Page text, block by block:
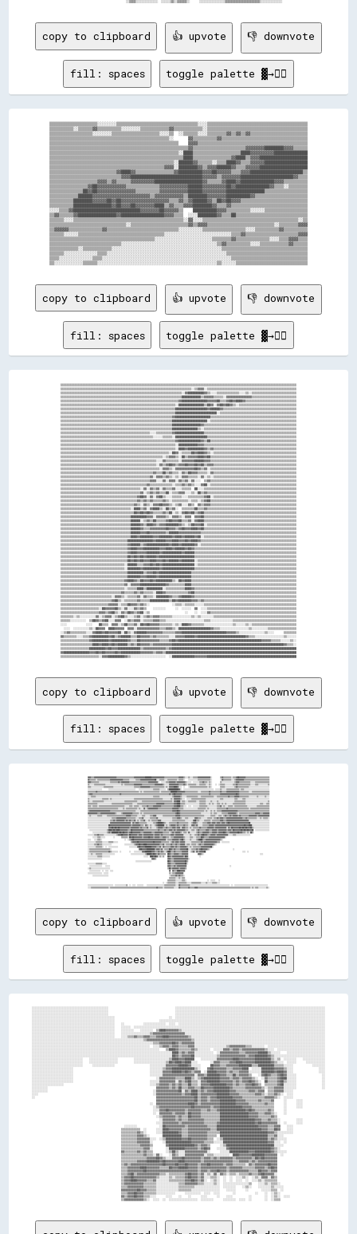
copy to clipboard 👍 upvote 👎 downvote
fill: spaces toggle palette ▓→✊🏽
▒▒▒▒▒▒▒▒▒▒▒▒▒▒▒▒▒▒▒▒░░░░░░░░▒▒▒▒▒▒▒▒▒▒▒▒▒▒▒▒▒▒▒▒▒▒▒▒▒▒▒▒▒▒▒▒▒▒░░░░▒▒▒▒▒▒▒▒▒▒▒▒▒▒▒▒▒▒▒▒▒▒▒▒▒▒▒▒▒▒▒▒▒▒▒▒▒▒▒▒▒▒
▒▒▒▒▒▒▒▒▒▒░░▒▒▒▒▒▒▓▓▒▒▒▒▒▒▒▒▒▒░░░░░░░░▒▒▒▒▒▒▒▒▒▒▒▒▓▓▒▒▒▒▒▒▒▒▒▒▒▒░░▒▒▒▒▒▒▒▒▒▒▒▒▒▒▒▒▒▒▒▒▒▒▒▒▒▒▒▒▒▒▒▒▒▒▒▒▒▒▒▒▒▒
▒▒▒▒▒▒▒▒▒▒▒▒▒▒▒▒▒▒░░░░░░░░▒▒▒▒▒▒▒▒▒▒▒▒▒▒▒▒▒▒▒▒░░░░▒▒  ░░▒▒▒▒▒▒░░░░▒▒▒▒▒▒▒▒▓▓▒▒▓▓▒▒▓▓▒▒▒▒▒▒▒▒▒▒▒▒▒▒▒▒▒▒▒▒▒▒▒▒
▒▒▒▒▒▒▒▒▒▒▒▒▒▒▒▒▒▒▒▒▒▒▒▒▒▒▒▒▒▒▒▒▒▒▒▒▒▒▒▒▒▒▒▒▒▒▒▒▒▒░░      ▓▓▒▒▒▒▒▒▒▒▒▒▓▓▒▒▒▒▒▒▒▒▒▒▒▒▒▒▒▒▒▒▒▒▒▒▒▒▒▒▒▒▒▒▒▒▒▒▒▒
▒▒▒▒▒▒▒▒▒▒▒▒▒▒▒▒▒▒▒▒▒▒▒▒▒▒▒▒▒▒▒▒▒▒▒▒▒▒▒▒▒▒▒▒▒▒▒▒▒▒▒▒▒▒    ▓▓▓▓▒▒▒▒▒▒▒▒▒▒▒▒▒▒▒▒▒▒▒▒▒▒▒▒▒▒▒▒▒▒▒▒▒▒▒▒▒▒▒▒▒▒▒▒▒▒
▒▒▒▒▒▒▒▒▒▒▒▒▒▒▒▒▒▒▒▒▒▒▒▒▒▒▒▒▒▒▒▒▒▒▒▒▒▒▒▒▒▒▒▒▒▒▒▒▒▒▒▒▒▒▒▒▒▒▓▓▒▒▒▒▒▒▒▒▒▒▒▒▒▒▒▒▒▒▒▒▒▒▓▓▓▓▓▓▓▓████████▓▓▓▓▒▒▒▒▒▒
▒▒▒▒▒▒▒▒▒▒▒▒▒▒▒▒▒▒▒▒▒▒▒▒▒▒▒▒▒▒▒▒▒▒▒▒▒▒▒▒▒▒▒▒▒▒▒▒▒▒▒▒▒▒░░████▒▒▒▒▒▒▒▒▒▒▒▒▒▒▒▒▒▒▒▒████▓▓▓▓▓▓▓▓▓▓██████████████
▒▒▒▒▒▒▒▒▒▒▒▒▒▒▒▒▒▒▒▒▒▒▒▒▒▒▒▒▒▒▒▒▒▒▒▒▒▒▒▒▒▒▒▒▒▒▒▒▒▒▒▒▒▒▒▒████▒▒▒▒▒▒▒▒▒▒▒▒▒▒▒▒▓▓████▒▒▓▓▓▓████████████████████
▒▒▒▒▒▒▒▒▒▒▒▒▒▒▒▒▒▒▒▒▒▒▒▒▒▒▒▒▒▒▒▒▒▒▒▒▒▒▒▒▒▒▒▒▒▒▒▒▒▒▒▒░░██████▓▓▒▒▒▒▒▒░░▒▒▒▒████▓▓▒▒▒▒▓▓▓▓▓▓██████████████████
▒▒▒▒▒▒▒▒▒▒▒▒▒▒▒▒▒▒▒▒▒▒▒▒▒▒▒▒▒▒▒▒▒▒▒▒▒▒▒▒▒▒▒▒▒▒▒▒▓▓▓▓░░████████▓▓▒▒▓▓▓▓██████▓▓▒▒▒▒▓▓▓▓▓▓████████████████████
▒▒▒▒▒▒▒▒▒▒▒▒▒▒▒▒▒▒▒▒▒▒▒▒▒▒▒▒▓▓████▓▓▒▒▒▒▒▒▒▒▒▒▒▒▒▒▒▒▓▓██████████▓▓▓▓██▓▓▓▓▓▓▒▒▒▒▓▓▓▓██████████████████████▒▒
▒▒▒▒▒▒▒▒▒▒▒▒▒▒▒▒▒▒▒▒▒▒▒▒▒▒▒▒▒▒▓▓▓▓██████████████████████████████▓▓▓▓▓▓▒▒▓▓▓▓▓▓▓▓██████████████████████▓▓▒▒▒▒
▒▒▒▒▒▒▒▒▒▒▒▒▒▒▒▒▒▒▒▒▓▓▓▓▒▒▓▓▒▒▒▒▒▒▓▓▓▓▓▓▓▓▓▓████████████████████▓▓▒▒▒▒▒▒▓▓████▓▓██████████████▓▓▓▓▒▒▒▒▒▒▒▒▒▒
▒▒▒▒▒▒▒▒▒▒▒▒▒▒▒▒▓▓██▓▓▓▓▓▓▓▓▓▓▓▓▒▒▒▒▒▒▒▒▒▒▒▒▒▒▓▓▓▓▓▓▓▓▓▓▓▓██████▓▓▓▓▓▓▓▓▓▓██▓▓██████████████▓▓▒▒▒▒░░▒▒▒▒▒▒▒▒
▒▒▒▒▒▒▒▒▒▒▒▒▒▒██▓▓██▓▓▓▓▓▓▓▓▓▓▓▓▓▓▓▓▒▒▒▒▒▒▒▒▒▒▓▓▓▓▓▓▓▓▓▓▓▓██████▓▓▓▓▓▓▓▓▓▓████████████████▒▒▒▒▒▒▒▒▒▒▒▒▒▒▒▒▒▒
▒▒▒▒▒▒▒▒▒▒▒▒██████▓▓▓▓▓▓▓▓▓▓▓▓▓▓▓▓▓▓▓▓▓▓▓▓▒▒▓▓▓▓▓▓▓▓▓▓▓▓▒▒████████▓▓▓▓▓▓▓▓██████████▓▓▒▒▒▒▒▒▒▒▒▒▒▒▒▒▒▒▒▒▒▒▒▒
▒▒▒▒▒▒▒▒▒▒████████▓▓▓▓▓▓██▓▓██▓▓▓▓▓▓▓▓▓▓▓▓▓▓▓▓▓▓▓▓▒▒▒▒▓▓▒▒▓▓██████▓▓▒▒██▓▓██▓▓▓▓▒▒▒▒▒▒▒▒▒▒▒▒▒▒▒▒▒▒▒▒▒▒▒▒▒▒▒▒
▒▒▒▒▒▒▒▒▒▒████████████████▓▓██▓▓▓▓██▓▓▓▓▓▓▓▓████▒▒▓▓▒▒▒▒▓▓▓▓████████▓▓▒▒▒▒▓▓▒▒▒▒▒▒▒▒▒▒▒▒▒▒▒▒▒▒▒▒▒▒▒▒▒▒▒▒▒▒▒▒
░░░░▒▒▒▒▓▓████████████████████████████▓▓▓▓▓▓▓▓██▓▓▓▓▓▓▒▒    ██████████▓▓▓▓▒▒▒▒▒▒▒▒▒▒░░░░░░▒▒▒▒▒▒▒▒▒▒▒▒▒▒▒▒▒▒
▒▒▓▓▒▒▒▒▒▒▓▓████████████████▓▓██████████████████▓▓▓▓▒▒▒▒  ░░░░████████▓▓▒▒▒▒██▒▒▒▒▒▒▒▒▒▒▒▒▒▒▒▒▒▒▒▒▒▒▒▒▒▒▒▒▒▒
▒▒▒▒▒▒░░░░▒▒▒▒▒▒▒▒▒▒▒▒▒▒▒▒▒▒▒▒▒▒▒▒▒▒▒▒▒▒▒▒▒▒▒▒▒▒▒▒▒▒▒▒▒▒░░▓▓░░░░▒▒▒▒▒▒▒▒▒▒▒▒▒▒▒▒▒▒▒▒▒▒▒▒▒▒▒▒▒▒▒▒▒▒▒▒▒▒▒▒░░▒▒
▒▒▒▒▒▒▒▒▒▒▒▒▒▒▒▒▒▒▒▒▒▒▒▒▒▒▒▒▒▒▒▒░░▒▒▒▒▒▒▒▒▒▒▒▒▒▒▒▒▒▒▒▒▒▒▒▒▓▓▒▒▓▓▓▓▒▒▒▒▒▒▒▒▒▒▒▒▒▒▒▒▒▒▒▒▒▒▒▒▒▒▒▒░░▒▒▒▒▒▒▒▒▓▓▓▓
▒▒▓▓▓▓▓▓▒▒▒▒▒▒▒▒▒▒▒▒▒▒▓▓▒▒▒▒▒▒▒▒▒▒▒▒▒▒▒▒▒▒▒▒▒▒▒▒▒▒▒▒▒▒░░░░░░░░░░▒▒▒▒▒▒▒▒▒▒▒▒▒▒▒▒▒▒░░░░▒▒▒▒▒▒▒▒▒▒▓▓▒▒▒▒▒▒▒▒▒▒
▒▒▒▒▒▒░░░░░░▒▒▒▒▒▒▒▒▒▒▒▒▒▒▒▒▒▒▒▒▒▒▒▒▒▒▒▒▒▒▒▒▒▒▒▒░░░░░░░░░░░░░░░░░░░░░░░░░░░░▒▒▒▒▓▓▒▒▒▒▒▒▒▒▒▒▒▒▒▒▒▒▒▒▒▒▒▒▓▓▓▓
▒▒▒▒▒▒▒▒▒▒▒▒▒▒▒▒▒▒▒▒▒▒▒▒▒▒▒▒▒▒▒▒▒▒▒▒▒▒▒▒▒▒▒▒░░░░░░░░░░░░░░░░░░░░░░░░▒▒▒▒▒▒▒▒▓▓▒▒▒▒▒▒▒▒▒▒▒▒▒▒░░░░▒▒▒▒▓▓▓▓▒▒▒▒
▒▒▒▒▒▒▒▒▒▒▒▒▒▒▒▒▒▒▒▒▒▒▒▒▒▒▒▒▒▒░░░░░░░░░░░░░░░░░░░░░░░░░░░░░░░░░░░░░░░░▒▒▓▓▒▒▒▒▒▒▒▒▒▒░░░░▒▒▒▒▒▒▒▒▒▒▒▒▓▓▒▒▒▒▒▒
▒▒▒▒▒▒▒▒▒▒▒▒░░▒▒▒▒▒▒▒▒▒▒▒▒░░░░░░░░░░░░░░░░░░░░░░░░░░░░░░░░░░░░░░░░░░░░░░▒▒▒▒▒▒▒▒▒▒▒▒▒▒▒▒▒▒▒▒▒▒▒▒▒▒▒▒▒▒▒▒▒▒▒▒
▒▒▒▒▒▒░░░░░░░░░░░░░░▒▒▒▒░░░░░░░░░░░░░░░░░░░░░░░░░░░░░░░░░░░░░░░░░░░░░░░░░░▒▒▒▒▒▒▒▒▒▒▒▒▒▒▒▒▒▒▒▒▒▒▒▒▒▒▒▒▒▒▒▒▒▒
▒▒▒▒░░░░░░░░░░░░░░▒▒▒▒░░░░░░░░░░░░░░░░░░░░░░░░░░░░░░░░░░░░░░░░░░░░░░░░░░░░░░▒▒▒▒▒▒▒▒▒▒▒▒▒▒▒▒▒▒▒▒▒▒▒▒▒▒▒▒▒▒▒▒
copy to clipboard 👍 upvote 👎 downvote
fill: spaces toggle palette ▓→✊🏽
▒▒▒▒▒▒▒▒▒▒▒▒▒▒▒▒▒▒▒▒▒▒▒▒▒▒▒▒▒▒▒▒▒▒▒▒▒▒▒▒▒▒▒▒▒▒▒▒▒▒▒▒▒▒▒▒▒▒▒▒▒▒▒▒▒▒▒▒▒▒▒▒▒▒▒▒▒▒▒▒▒▒▒▒▒▒▒▒▒▒▒▒▒▒▒▒▒▒▒▒▒▒▒▒▒▒▒▒▒▒▒▒▒▒▒▒▒▒▒▒▒▒▒▒▒▒▒▒▒▒▒▒▒▒▒▒▒▒▒▒▒▒▒▒▒▒▒▒
▒▒▒▒▒▒▒▒▒▒▒▒▒▒▒▒▒▒▒▒▒▒▒▒▒▒▒▒▒▒▒▒▒▒▒▒▒▒▒▒▒▒▒▒▒▒▒▒▒▒▒▒▒▒▒▒▒▒▒▒▒▒▒▒▒▒▒▒▒▒▒▒▒▒▒▒▒▒▒▒▒▒░░▒▒▓▓▓▓░░▒▒▒▒▒▒▒▒▒▒▒▒▒▒▒▒▒▒▒▒▒▒▒▒▒▒▒▒▒▒▒▒▒▒▒▒▒▒▒▒▒▒▒▒▒▒▒▒▒▒▒▒▒▒▒▒
▒▒▒▒▒▒▒▒▒▒▒▒▒▒▒▒▒▒▒▒▒▒▒▒▒▒▒▒▒▒▒▒▒▒▒▒▒▒▒▒▒▒▒▒▒▒▒▒▒▒▒▒▒▒▒▒▒▒▒▒▒▒▒▒▒▒▒▒▒▒▒▒▒▒▒▒░░▓▓██████████▓▓▒▒░░░░▒▒▒▒▒▒▒▒▒▒▒▒▒▒░░░░▒▒░░▒▒▒▒▒▒▒▒▒▒▒▒▒▒▒▒▒▒▒▒▒▒▒▒▒▒▒▒
▒▒▒▒▒▒▒▒▒▒▒▒▒▒▒▒▒▒▒▒▒▒▒▒▒▒▒▒▒▒▒▒▒▒▒▒▒▒▒▒▒▒▒▒▒▒▒▒▒▒▒▒▒▒▒▒▒▒▒▒▒▒▒▒▒▒▒▒▒▒▒▒▒▒▒▒████████████▒▒▓▓▓▓▓▓▒▒▒▒▒▒░░▓▓▓▓▓▓▓▓▓▓▓▓▓▓▓▓▒▒▒▒▒▒▒▒▒▒▒▒▒▒▒▒▒▒▒▒▒▒▒▒▒▒▒▒
▒▒▒▒▒▒▒▒▒▒▒▒▒▒▒▒▒▒▒▒▒▒▒▒▒▒▒▒▒▒▒▒▒▒▒▒▒▒▒▒▒▒▒▒▒▒▒▒▒▒▒▒▒▒▒▒▒▒▒▒▒▒▒▒▒▒▒▒▒▒▒▒▒▒▓▓████████████████▓▓▓▓▓▓██▒▒▒▒▓▓██▓▓████▓▓▒▒▒▒▒▒▒▒▒▒▒▒▒▒▒▒▒▒▒▒▒▒▒▒▒▒▒▒▒▒▒▒
▒▒▒▒▒▒▒▒▒▒▒▒▒▒▒▒▒▒▒▒▒▒▒▒▒▒▒▒▒▒▒▒▒▒▒▒▒▒▒▒▒▒▒▒▒▒▒▒▒▒▒▒▒▒▒▒▒▒▒▒▒▒▒▒▒▒▒▒▒▒▒▒░░████████████████▒▒██▓▓░░▓▓██▓▓██▓▓▒▒░░▒▒▒▒▒▒▒▒▒▒▒▒▒▒▒▒▒▒▒▒▒▒▒▒▒▒▒▒▒▒▒▒▒▒▒▒
▒▒▒▒▒▒▒▒▒▒▒▒▒▒▒▒▒▒▒▒▒▒▒▒▒▒▒▒▒▒▒▒▒▒▒▒▒▒▒▒▒▒▒▒▒▒▒▒▒▒▒▒▒▒▒▒▒▒▒▒▒▒▒▒▒▒▒▒▒▒▒▒████████████████████▓▓██████▓▓▒▒▒▒▒▒▒▒▒▒▒▒▒▒▒▒▒▒▒▒▒▒▒▒▒▒▒▒▒▒▒▒▒▒▒▒▒▒▒▒▒▒▒▒▒▒
▒▒▒▒▒▒▒▒▒▒▒▒▒▒▒▒▒▒▒▒▒▒▒▒▒▒▒▒▒▒▒▒▒▒▒▒▒▒▒▒▒▒▒▒▒▒▒▒▒▒▒▒▒▒▒▒▒▒▒▒▒▒▒▒▒▒▒▒▒▒▒▒██████████████████████████░░▒▒▒▒▒▒▒▒▒▒▒▒▒▒▒▒▒▒▒▒▒▒▒▒▒▒▒▒▒▒▒▒▒▒▒▒▒▒▒▒▒▒▒▒▒▒▒▒
▒▒▒▒▒▒▒▒▒▒▒▒▒▒▒▒▒▒▒▒▒▒▒▒▒▒▒▒▒▒▒▒▒▒▒▒▒▒▒▒▒▒▒▒▒▒▒▒▒▒▒▒▒▒▒▒▒▒▒▒▒▒▒▒▒▒▒▒▒▒▓▓██████████████████████▒▒▒▒▒▒▒▒▒▒▒▒▒▒▒▒▒▒▒▒▒▒▒▒▒▒▒▒▒▒▒▒▒▒▒▒▒▒▒▒▒▒▒▒▒▒▒▒▒▒▒▒▒▒
▒▒▒▒▒▒▒▒▒▒▒▒▒▒▒▒▒▒▒▒▒▒▒▒▒▒▒▒▒▒▒▒▒▒▒▒▒▒▒▒▒▒▒▒▒▒▒▒▒▒▒▒▒▒▒▒▒▒▒▒▒▒▒▒▒▒▒▒▒▒██████████████████████░░▒▒▒▒▒▒▒▒▒▒▒▒▒▒▒▒▒▒▒▒▒▒▒▒▒▒▒▒▒▒▒▒▒▒▒▒▒▒▒▒▒▒▒▒▒▒▒▒▒▒▒▒▒▒
▒▒▒▒▒▒▒▒▒▒▒▒▒▒▒▒▒▒▒▒▒▒▒▒▒▒▒▒▒▒▒▒▒▒▒▒▒▒▒▒▒▒▒▒▒▒▒▒▒▒▒▒▒▒▒▒▒▒▒▒▒▒▒▒▒▒▒▒▒▒██████████████████▓▓▒▒▒▒▒▒▒▒▒▒▒▒▒▒▒▒▒▒▒▒▒▒▒▒▒▒▒▒▒▒▒▒▒▒▒▒▒▒▒▒▒▒▒▒▒▒▒▒▒▒▒▒▒▒▒▒▒▒
▒▒▒▒▒▒▒▒▒▒▒▒▒▒▒▒▒▒▒▒▒▒▒▒▒▒▒▒▒▒▒▒▒▒▒▒▒▒▒▒▒▒▒▒▒▒▒▒▒▒▒▒▒▒▒▒▒▒▒▒▒▒▒▒▒▒▒▒▒▒████████████████▒▒░░▒▒▒▒▒▒▒▒▒▒▒▒▒▒▒▒▒▒▒▒▒▒▒▒▒▒▒▒▒▒▒▒▒▒▒▒▒▒▒▒▒▒▒▒▒▒▒▒▒▒▒▒▒▒▒▒▒▒
▒▒▒▒▒▒▒▒▒▒▒▒▒▒▒▒▒▒▒▒▒▒▒▒▒▒▒▒▒▒▒▒▒▒▒▒▒▒▒▒▒▒▒▒▒▒▒▒▒▒▒▒▒▒▒▒░░░░▒▒▒▒▒▒▒▒▒▒▓▓██████████████████▒▒▒▒▒▒▒▒▒▒▒▒▒▒▒▒▒▒▒▒▒▒▒▒▒▒▒▒▒▒▒▒▒▒▒▒▒▒▒▒▒▒▒▒▒▒▒▒▒▒▒▒▒▒▒▒▒▒
▒▒▒▒▒▒▒▒▒▒▒▒▒▒▒▒▒▒▒▒▒▒▒▒▒▒▒▒▒▒▒▒▒▒▒▒▒▒▒▒▒▒▒▒▒▒▒▒▒▒▒▒▒▒▒▒▒▒░░░░░░▒▒▒▒▒▒░░████████████████████▒▒▒▒▒▒▒▒▒▒▒▒▒▒▒▒▒▒▒▒▒▒▒▒▒▒▒▒▒▒▒▒▒▒▒▒▒▒▒▒▒▒▒▒▒▒▒▒▒▒▒▒▒▒▒▒
▒▒▒▒▒▒▒▒▒▒▒▒▒▒▒▒▒▒▒▒▒▒▒▒▒▒▒▒▒▒▒▒▒▒▒▒▒▒▒▒▒▒▒▒▒▒▒▒▒▒▒▒▒▒▒▒▒▒▒▒▒▒▒▒▒▒▒▒▒▒▒▒▓▓██████████████▓▓▒▒██▒▒▒▒▒▒▒▒▒▒▒▒▒▒▒▒▒▒▒▒▒▒▒▒▒▒▒▒▒▒▒▒▒▒▒▒▒▒▒▒▒▒▒▒▒▒▒▒▒▒▒▒▒▒
▒▒▒▒▒▒▒▒▒▒▒▒▒▒▒▒▒▒▒▒▒▒▒▒▒▒▒▒▒▒▒▒▒▒▒▒▒▒▒▒▒▒▒▒▒▒▒▒▒▒▒▒▒▒▒▒▒▒▒▒▒▒▒▒▒▒▒▒▒▒▒▒░░████████████▓▓▓▓▒▒▒▒▒▒▒▒▒▒▒▒▒▒▒▒▒▒▒▒▒▒▒▒▒▒▒▒▒▒▒▒▒▒▒▒▒▒▒▒▒▒▒▒▒▒▒▒▒▒▒▒▒▒▒▒▒▒
▒▒▒▒▒▒▒▒▒▒▒▒▒▒▒▒▒▒▒▒▒▒▒▒▒▒▒▒▒▒▒▒▒▒▒▒▒▒▒▒▒▒▒▒▒▒▒▒▒▒▒▒▒▒▒▒▒▒▒▒▒▒▒▒▒▒▒▒▒▒▒▒░░████▓▓██████████▓▓▒▒▓▓▒▒▒▒▒▒▒▒▒▒▒▒▒▒▒▒▒▒▒▒▒▒▒▒▒▒▒▒▒▒▒▒▒▒▒▒▒▒▒▒▒▒▒▒▒▒▒▒▒▒▒▒
▒▒▒▒▒▒▒▒▒▒▒▒▒▒▒▒▒▒▒▒▒▒▒▒▒▒▒▒▒▒▒▒▒▒▒▒▒▒▒▒▒▒▒▒▒▒▒▒▒▒▒▒▒▒▒▒▒▒▒▒▒▒▒▒▒▒▒▒░░██▓▓░░▒▒▒▒▒▒██▓▓████▓▓▒▒░░▒▒▒▒▒▒▒▒▒▒▒▒▒▒▒▒▒▒▒▒▒▒▒▒▒▒▒▒▒▒▒▒▒▒▒▒▒▒▒▒▒▒▒▒▒▒▒▒▒▒▒▒
▒▒▒▒▒▒▒▒▒▒▒▒▒▒▒▒▒▒▒▒▒▒▒▒▒▒▒▒▒▒▒▒▒▒▒▒▒▒▒▒▒▒▒▒▒▒▒▒▒▒▒▒▒▒▒▒▒▒▒▒▒▒▒▒░░▒▒▓▓▓▓▒▒░░██▒▒▓▓▓▓▓▓████▓▓██▒▒▒▒▒▒▒▒▒▒▒▒▒▒▒▒▒▒▒▒▒▒▒▒▒▒▒▒▒▒▒▒▒▒▒▒▒▒▒▒▒▒▒▒▒▒▒▒▒▒▒▒▒▒
▒▒▒▒▒▒▒▒▒▒▒▒▒▒▒▒▒▒▒▒▒▒▒▒▒▒▒▒▒▒▒▒▒▒▒▒▒▒▒▒▒▒▒▒▒▒▒▒▒▒▒▒▒▒▒▒▒▒▒▒░░░░▓▓▒▒▒▒▒▒▒▒░░▓▓▓▓▓▓▓▓██████▓▓▓▓▒▒▒▒▒▒▒▒▒▒▒▒▒▒▒▒▒▒▒▒▒▒▒▒▒▒▒▒▒▒▒▒▒▒▒▒▒▒▒▒▒▒▒▒▒▒▒▒▒▒▒▒▒▒
▒▒▒▒▒▒▒▒▒▒▒▒▒▒▒▒▒▒▒▒▒▒▒▒▒▒▒▒▒▒▒▒▒▒▒▒▒▒▒▒▒▒▒▒▒▒▒▒▒▒▒▒▒▒▒▒▒▒▒▒░░▓▓▒▒▓▓██▓▓▒▒▓▓▓▓██▓▓▓▓██▓▓██▒▒▓▓▓▓▒▒▒▒▒▒▒▒▒▒▒▒▒▒▒▒▒▒▒▒▒▒▒▒▒▒▒▒▒▒▒▒▒▒▒▒▒▒▒▒▒▒▒▒▒▒▒▒▒▒▒▒
▒▒▒▒▒▒▒▒▒▒▒▒▒▒▒▒▒▒▒▒▒▒▒▒▒▒▒▒▒▒▒▒▒▒▒▒▒▒▒▒▒▒▒▒▒▒▒▒▒▒▒▒▒▒▒▒▒▒▒▒▒▒░░▓▓▓▓▒▒░░▓▓▓▓▓▓▓▓▓▓▓▓██▓▓▒▒▓▓░░▒▒▒▒▒▒▒▒▒▒▒▒▒▒▒▒▒▒▒▒▒▒▒▒▒▒▒▒▒▒▒▒▒▒▒▒▒▒▒▒▒▒▒▒▒▒▒▒▒▒▒▒▒▒
▒▒▒▒▒▒▒▒▒▒▒▒▒▒▒▒▒▒▒▒▒▒▒▒▒▒▒▒▒▒▒▒▒▒▒▒▒▒▒▒▒▒▒▒▒▒▒▒▒▒▒▒▒▒▒▒▒▒▓▓▒▒▒▒██▒▒▓▓▒▒▒▒░░▓▓▒▒██▓▓▓▓▒▒▒▒▒▒░░▓▓▒▒▒▒▒▒▒▒▒▒▒▒▒▒▒▒▒▒▒▒▒▒▒▒▒▒▒▒▒▒▒▒▒▒▒▒▒▒▒▒▒▒▒▒▒▒▒▒▒▒▒▒
▒▒▒▒▒▒▒▒▒▒▒▒▒▒▒▒▒▒▒▒▒▒▒▒▒▒▒▒▒▒▒▒▒▒▒▒▒▒▒▒▒▒▒▒▒▒▒▒▒▒▒▒▒▒▒▒▓▓░░▓▓▓▓▒▒▓▓▒▒░░▒▒░░▓▓▓▓▒▒▒▒▒▒░░▓▓░░▒▒░░▒▒▒▒▒▒▒▒▒▒▒▒▒▒▒▒▒▒▒▒▒▒▒▒▒▒▒▒▒▒▒▒▒▒▒▒▒▒▒▒▒▒▒▒▒▒▒▒▒▒▒▒
▒▒▒▒▒▒▒▒▒▒▒▒▒▒▒▒▒▒▒▒▒▒▒▒▒▒▒▒▒▒▒▒▒▒▒▒▒▒▒▒▒▒▒▒▒▒▒▒▒▒▒▒▒▒▒▒▓▓▓▓░░░░▓▓░░▓▓▓▓░░▓▓▒▒▓▓░░▓▓░░░░  ▒▒▓▓▒▒▒▒▒▒▒▒▒▒▒▒▒▒▒▒▒▒▒▒▒▒▒▒▒▒▒▒▒▒▒▒▒▒▒▒▒▒▒▒▒▒▒▒▒▒▒▒▒▒▒▒▒▒
▒▒▒▒▒▒▒▒▒▒▒▒▒▒▒▒▒▒▒▒▒▒▒▒▒▒▒▒▒▒▒▒▒▒▒▒▒▒▒▒▒▒▒▒▒▒▒▒▒▒▒▒▒▒▓▓▒▒▒▒▒▒▒▒▒▒▒▒▒▒░░▒▒▒▒▓▓▒▒▓▓▒▒░░░░▓▓██░░▒▒▒▒▒▒▒▒▒▒▒▒▒▒▒▒▒▒▒▒▒▒▒▒▒▒▒▒▒▒▒▒▒▒▒▒▒▒▒▒▒▒▒▒▒▒▒▒▒▒▒▒▒▒
▒▒▒▒▒▒▒▒▒▒▒▒▒▒▒▒▒▒▒▒▒▒▒▒▒▒▒▒▒▒▒▒▒▒▒▒▒▒▒▒▒▒▒▒▒▒▒▒▒▒░░▓▓░░▓▓▒▒▓▓░░▓▓▒▒▒▒▓▓░░░░▒▒▒▒▒▒  ██░░░░▒▒▒▒▒▒▒▒▒▒▒▒▒▒▒▒▒▒▒▒▒▒▒▒▒▒▒▒▒▒▒▒▒▒▒▒▒▒▒▒▒▒▒▒▒▒▒▒▒▒▒▒▒▒▒▒▒▒
▒▒▒▒▒▒▒▒▒▒▒▒▒▒▒▒▒▒▒▒▒▒▒▒▒▒▒▒▒▒▒▒▒▒▒▒▒▒▒▒▒▒▒▒▒▒▒▒▒▒▓▓░░▒▒▓▓▒▒▓▓▒▒▒▒██░░▒▒▒▒▓▓▓▓░░░░▒▒░░██▒▒▓▓▒▒▒▒▒▒▒▒▒▒▒▒▒▒▒▒▒▒▒▒▒▒▒▒▒▒▒▒▒▒▒▒▒▒▒▒▒▒▒▒▒▒▒▒▒▒▒▒▒▒▒▒▒▒▒▒
▒▒▒▒▒▒▒▒▒▒▒▒▒▒▒▒▒▒▒▒▒▒▒▒▒▒▒▒▒▒▒▒▒▒▒▒▒▒▒▒▒▒▒▒▒▒▒▒▓▓██▓▓░░▓▓░░▓▓██▒▒░░░░▒▒▒▒▒▒░░░░▒▒▒▒▒▒▒▒▒▒▓▓██░░▒▒▒▒▒▒▒▒▒▒▒▒▒▒▒▒▒▒▒▒▒▒▒▒▒▒▒▒▒▒▒▒▒▒▒▒▒▒▒▒▒▒▒▒▒▒▒▒▒▒▒▒
▒▒▒▒▒▒▒▒▒▒▒▒▒▒▒▒▒▒▒▒▒▒▒▒▒▒▒▒▒▒▒▒▒▒▒▒▒▒▒▒▒▒▒▒▒▒▒▒▓▓▒▒▓▓▒▒▓▓▒▒▒▒▒▒▓▓▒▒░░▒▒▒▒▒▒▒▒▒▒░░▒▒▒▒░░▒▒▓▓██▒▒▒▒▒▒▒▒▒▒▒▒▒▒▒▒▒▒▒▒▒▒▒▒▒▒▒▒▒▒▒▒▒▒▒▒▒▒▒▒▒▒▒▒▒▒▒▒▒▒▒▒▒▒
▒▒▒▒▒▒▒▒▒▒▒▒▒▒▒▒▒▒▒▒▒▒▒▒▒▒▒▒▒▒▒▒▒▒▒▒▒▒▒▒▒▒▒▒▒▒▓▓▒▒░░▓▓▒▒░░▓▓▓▓██▓▓▓▓▒▒░░▒▒▓▓░░░░▓▓▒▒  ▓▓▒▒▓▓▓▓▒▒▒▒▒▒▒▒▒▒▒▒▒▒▒▒▒▒▒▒▒▒▒▒▒▒▒▒▒▒▒▒▒▒▒▒▒▒▒▒▒▒▒▒▒▒▒▒▒▒▒▒▒▒
▒▒▒▒▒▒▒▒▒▒▒▒▒▒▒▒▒▒▒▒▒▒▒▒▒▒▒▒▒▒▒▒▒▒▒▒▒▒▒▒▒▒▒▒░░████▒▒▓▓░░▓▓████▒▒░░██▒▒▓▓░░  ▒▒▒▒▒▒▒▒██▒▒▒▒▓▓▒▒▒▒▒▒▒▒▒▒▒▒▒▒▒▒▒▒▒▒▒▒▒▒▒▒▒▒▒▒▒▒▒▒▒▒▒▒▒▒▒▒▒▒▒▒▒▒▒▒▒▒▒▒▒▒
▒▒▒▒▒▒▒▒▒▒▒▒▒▒▒▒▒▒▒▒▒▒▒▒▒▒▒▒▒▒▒▒▒▒▒▒▒▒▒▒▒▒▒▒▒▒██▓▓██▓▓██▓▓▒▒▒▒▒▒▓▓▒▒██░░▒▒░░▓▓██▓▓██▒▒▓▓██▒▒▒▒▒▒▒▒▒▒▒▒▒▒▒▒▒▒▒▒▒▒▒▒▒▒▒▒▒▒▒▒▒▒▒▒▒▒▒▒▒▒▒▒▒▒▒▒▒▒▒▒▒▒▒▒▒▒
▒▒▒▒▒▒▒▒▒▒▒▒▒▒▒▒▒▒▒▒▒▒▒▒▒▒▒▒▒▒▒▒▒▒▒▒▒▒▒▒▒▒▒▒██████████▓▓▓▓░░▓▓▓▓▓▓▒▒░░▓▓▓▓▒▒░░▓▓▓▓  ▓▓▓▓██▒▒▒▒▒▒▒▒▒▒▒▒▒▒▒▒▒▒▒▒▒▒▒▒▒▒▒▒▒▒▒▒▒▒▒▒▒▒▒▒▒▒▒▒▒▒▒▒▒▒▒▒▒▒▒▒▒▒
▒▒▒▒▒▒▒▒▒▒▒▒▒▒▒▒▒▒▒▒▒▒▒▒▒▒▒▒▒▒▒▒▒▒▒▒▒▒▒▒▒▒▒▒██████░░▒▒▓▓▒▒██▒▒▒▒▒▒▓▓██▓▓▓▓██▒▒▒▒▓▓░░▓▓████▒▒▒▒▒▒▒▒▒▒▒▒▒▒▒▒▒▒▒▒▒▒▒▒▒▒▒▒▒▒▒▒▒▒▒▒▒▒▒▒▒▒▒▒▒▒▒▒▒▒▒▒▒▒▒▒▒▒
▒▒▒▒▒▒▒▒▒▒▒▒▒▒▒▒▒▒▒▒▒▒▒▒▒▒▒▒▒▒▒▒▒▒▒▒▒▒▒▒▒▒▒▒██████▓▓▒▒████▓▓▒▒▓▓▓▓████████▓▓▒▒░░▒▒██▓▓▓▓██░░▒▒▒▒▒▒▒▒▒▒▒▒▒▒▒▒▒▒▒▒▒▒▒▒▒▒▒▒▒▒▒▒▒▒▒▒▒▒▒▒▒▒▒▒▒▒▒▒▒▒▒▒▒▒▒▒
▒▒▒▒▒▒▒▒▒▒▒▒▒▒▒▒▒▒▒▒▒▒▒▒▒▒▒▒▒▒▒▒▒▒▒▒▒▒▒▒▒▒▒▒██████▓▓▒▒▒▒▓▓▓▓▓▓▓▓▓▓██▓▓▓▓▒▒▓▓██▓▓▓▓████▓▓██▒▒▒▒▒▒▒▒▒▒▒▒▒▒▒▒▒▒▒▒▒▒▒▒▒▒▒▒▒▒▒▒▒▒▒▒▒▒▒▒▒▒▒▒▒▒▒▒▒▒▒▒▒▒▒▒▒▒
▒▒▒▒▒▒▒▒▒▒▒▒▒▒▒▒▒▒▒▒▒▒▒▒▒▒▒▒▒▒▒▒▒▒▒▒▒▒▒▒▒▒▒▒██████▓▓▓▓██▓▓▓▓▓▓▓▓▓▓▒▒██████▓▓▓▓▓▓▓▓▓▓▓▓▓▓▒▒▒▒▒▒▒▒▒▒▒▒▒▒▒▒▒▒▒▒▒▒▒▒▒▒▒▒▒▒▒▒▒▒▒▒▒▒▒▒▒▒▒▒▒▒▒▒▒▒▒▒▒▒▒▒▒▒▒▒
▒▒▒▒▒▒▒▒▒▒▒▒▒▒▒▒▒▒▒▒▒▒▒▒▒▒▒▒▒▒▒▒▒▒▒▒▒▒▒▒▒▒▒▒████▓▓████████▓▓▓▓████████▓▓████▓▓██████▓▓██░░▒▒▒▒▒▒▒▒▒▒▒▒▒▒▒▒▒▒▒▒▒▒▒▒▒▒▒▒▒▒▒▒▒▒▒▒▒▒▒▒▒▒▒▒▒▒▒▒▒▒▒▒▒▒▒▒▒▒
▒▒▒▒▒▒▒▒▒▒▒▒▒▒▒▒▒▒▒▒▒▒▒▒▒▒▒▒▒▒▒▒▒▒▒▒▒▒▒▒▒▒████████████████▓▓██████▓▓▓▓████▓▓▓▓██▓▓████▓▓▒▒▒▒▒▒▒▒▒▒▒▒▒▒▒▒▒▒▒▒▒▒▒▒▒▒▒▒▒▒▒▒▒▒▒▒▒▒▒▒▒▒▒▒▒▒▒▒▒▒▒▒▒▒▒▒▒▒▒▒
▒▒▒▒▒▒▒▒▒▒▒▒▒▒▒▒▒▒▒▒▒▒▒▒▒▒▒▒▒▒▒▒▒▒▒▒▒▒▒▒▒▒▓▓██████▒▒▓▓██████████████▓▓████▓▓████████▓▓░░▒▒▒▒▒▒▒▒▒▒▒▒▒▒▒▒▒▒▒▒▒▒▒▒▒▒▒▒▒▒▒▒▒▒▒▒▒▒▒▒▒▒▒▒▒▒▒▒▒▒▒▒▒▒▒▒▒▒▒▒
▒▒▒▒▒▒▒▒▒▒▒▒▒▒▒▒▒▒▒▒▒▒▒▒▒▒▒▒▒▒▒▒▒▒▒▒▒▒▒▒▒▒▓▓████▓▓▓▓██████████▓▓▓▓████▓▓██████▓▓██▓▓▒▒▒▒▒▒▒▒▒▒▒▒▒▒▒▒▒▒▒▒▒▒▒▒▒▒▒▒▒▒▒▒▒▒▒▒▒▒▒▒▒▒▒▒▒▒▒▒▒▒▒▒▒▒▒▒▒▒▒▒▒▒▒▒
▒▒▒▒▒▒▒▒▒▒▒▒▒▒▒▒▒▒▒▒▒▒▒▒▒▒▒▒▒▒▒▒▒▒▒▒▒▒▒▒▒▒▓▓████▓▓▓▓▓▓████████▓▓████████████▓▓██████▒▒▒▒▒▒▒▒▒▒▒▒▒▒▒▒▒▒▒▒▒▒▒▒▒▒▒▒▒▒▒▒▒▒▒▒▒▒▒▒▒▒▒▒▒▒▒▒▒▒▒▒▒▒▒▒▒▒▒▒▒▒▒▒
▒▒▒▒▒▒▒▒▒▒▒▒▒▒▒▒▒▒▒▒▒▒▒▒▒▒▒▒▒▒▒▒▒▒▒▒▒▒▒▒▒▒██▓▓██▓▓██▓▓██████▓▓██████████████████████▒▒▒▒▒▒▒▒▒▒▒▒▒▒▒▒▒▒▒▒▒▒▒▒▒▒▒▒▒▒▒▒▒▒▒▒▒▒▒▒▒▒▒▒▒▒▒▒▒▒▒▒▒▒▒▒▒▒▒▒▒▒▒▒
▒▒▒▒▒▒▒▒▒▒▒▒▒▒▒▒▒▒▒▒▒▒▒▒▒▒▒▒▒▒▒▒▒▒▒▒▒▒▒▒▒▒██▓▓██▓▓██▓▓▓▓████▓▓▓▓██▓▓██████▓▓████████░░▒▒▒▒▒▒▒▒▒▒▒▒▒▒▒▒▒▒▒▒▒▒▒▒▒▒▒▒▒▒▒▒▒▒▒▒▒▒▒▒▒▒▒▒▒▒▒▒▒▒▒▒▒▒▒▒▒▒▒▒▒▒
▒▒▒▒▒▒▒▒▒▒▒▒▒▒▒▒▒▒▒▒▒▒▒▒▒▒▒▒▒▒▒▒▒▒▒▒▒▒▒▒░░██████▒▒▒▒▓▓▓▓██▓▓██▓▓████████████████████░░▒▒▒▒▒▒▒▒▒▒▒▒▒▒▒▒▒▒▒▒▒▒▒▒▒▒▒▒▒▒▒▒▒▒▒▒▒▒▒▒▒▒▒▒▒▒▒▒▒▒▒▒▒▒▒▒▒▒▒▒▒▒
▒▒▒▒▒▒▒▒▒▒▒▒▒▒▒▒▒▒▒▒▒▒▒▒▒▒▒▒▒▒▒▒▒▒▒▒▒▒▒▒░░████████▓▓██████████▓▓████████████████████▒▒▒▒▒▒▒▒▒▒▒▒▒▒▒▒▒▒▒▒▒▒▒▒▒▒▒▒▒▒▒▒▒▒▒▒▒▒▒▒▒▒▒▒▒▒▒▒▒▒▒▒▒▒▒▒▒▒▒▒▒▒▒▒
▒▒▒▒▒▒▒▒▒▒▒▒▒▒▒▒▒▒▒▒▒▒▒▒▒▒▒▒▒▒▒▒▒▒▒▒▒▒▒▒▒▒██████████▒▒▓▓▓▓██▓▓████████████████████▒▒▒▒▒▒▒▒▒▒▒▒▒▒▒▒▒▒▒▒▒▒▒▒▒▒▒▒▒▒▒▒▒▒▒▒▒▒▒▒▒▒▒▒▒▒▒▒▒▒▒▒▒▒▒▒▒▒▒▒▒▒▒▒▒▒
▒▒▒▒▒▒▒▒▒▒▒▒▒▒▒▒▒▒▒▒▒▒▒▒▒▒▒▒▒▒▒▒▒▒▒▒▒▒▒▒▒▒████████▓▓▓▓██████▓▓████████████████████▒▒▒▒▒▒▒▒▒▒▒▒▒▒▒▒▒▒▒▒▒▒▒▒▒▒▒▒▒▒▒▒▒▒▒▒▒▒▒▒▒▒▒▒▒▒▒▒▒▒▒▒▒▒▒▒▒▒▒▒▒▒▒▒▒▒
▒▒▒▒▒▒▒▒▒▒▒▒▒▒▒▒▒▒▒▒▒▒▒▒▒▒▒▒▒▒▒▒▒▒▒▒▒▒▒▒▓▓████▓▓▒▒██▓▓▓▓██▓▓██████████▒▒░░██▓▓████▒▒▒▒▒▒▒▒▒▒▒▒▒▒▒▒▒▒▒▒▒▒▒▒▒▒▒▒▒▒▒▒▒▒▒▒▒▒▒▒▒▒▒▒▒▒▒▒▒▒▒▒▒▒▒▒▒▒▒▒▒▒▒▒▒▒
▒▒▒▒▒▒▒▒▒▒▒▒▒▒▒▒▒▒▒▒▒▒▒▒▒▒▒▒▒▒▒▒▒▒▒▒▒▒▒▒▓▓░░▓▓▓▓▓▓████████████████▓▓▒▒▒▒▒▒▒▒▒▒████▒▒▒▒▒▒▒▒▒▒▒▒▒▒▒▒▒▒▒▒▒▒▒▒▒▒▒▒▒▒▒▒▒▒▒▒▒▒▒▒▒▒▒▒▒▒▒▒▒▒▒▒▒▒▒▒▒▒▒▒▒▒▒▒▒▒
▒▒▒▒▒▒▒▒▒▒▒▒▒▒▒▒▒▒▒▒▒▒▒▒▒▒▒▒▒▒▒▒▒▒▒▒▒▒▒▒░░▒▒▒▒▒▒████▒▒██████████░░▒▒▒▒▒▒▒▒▒▒▒▒████▓▓▒▒▒▒▒▒▒▒▒▒▒▒▒▒▒▒▒▒▒▒▒▒▒▒▒▒▒▒▒▒▒▒▒▒▒▒▒▒▒▒▒▒▒▒▒▒▒▒▒▒▒▒▒▒▒▒▒▒▒▒▒▒▒▒
▒▒▒▒▒▒▒▒▒▒▒▒▒▒▒▒▒▒▒▒▒▒▒▒▒▒▒▒▒▒▒▒▒▒▒▒▒▒▓▓▒▒▒▒▒▒▓▓▒▒▓▓▒▒▒▒▒▒░░████▓▓▒▒▒▒▒▒▒▒▒▒▒▒▒▒▓▓██▒▒▒▒▒▒▒▒▒▒▒▒▒▒▒▒▒▒▒▒▒▒▒▒▒▒▒▒▒▒▒▒▒▒▒▒▒▒▒▒▒▒▒▒▒▒▒▒▒▒▒▒▒▒▒▒▒▒▒▒▒▒▒▒
▒▒▒▒▒▒▒▒▒▒▒▒▒▒▒▒▒▒▒▒▒▒▒▒▒▒▒▒▒▒▒▒░░▓▓▓▓▒▒░░▒▒▒▒▒▒▓▓░░▓▓▒▒▒▒░░████████▓▓▒▒▒▒▓▓██████▓▓▒▒▒▒▒▒▒▒▒▒▒▒▒▒▒▒▒▒▒▒▒▒▒▒▒▒▒▒▒▒▒▒▒▒▒▒▒▒▒▒▒▒▒▒▒▒▒▒▒▒▒▒▒▒▒▒▒▒▒▒▒▒▒▒
▒▒▒▒▒▒▒▒▒▒▒▒▒▒▒▒▒▒▒▒▒▒▒▒▒▒▒▒▒▒▒▒▓▓██▒▒░░▒▒▒▒▒▒▒▒▓▓▒▒▒▒▒▒████████████▒▒██▓▓████████▓▓▓▓▒▒▓▓▒▒▒▒▒▒▒▒▒▒▒▒▒▒▒▒▒▒▒▒▒▒▒▒▒▒▒▒▒▒▒▒▒▒▒▒▒▒▒▒▒▒▒▒▒▒▒▒▒▒▒▒▒▒▒▒▒▒
▒▒▒▒▒▒▒▒▒▒▒▒▒▒▒▒▒▒▒▒▒▒▒▒▒▒▒▒▒▒▓▓▓▓▓▓░░▒▒▒▒██▓▓▓▓▒▒▓▓▒▒░░              ░░▒▒▒▒░░▒▒▒▒▒▒░░░░░░▒▒▒▒▒▒▒▒▒▒▒▒▒▒▒▒▒▒▒▒▒▒▒▒▒▒▒▒▒▒▒▒▒▒▒▒▒▒▒▒▒▒▒▒▒▒▒▒▒▒▒▒▒▒▒▒▒▒
▒▒▒▒▒▒▒▒▒▒▒▒▒▒▒▒▒▒▒▒▒▒▒▒░░██▓▓▓▓▓▓██▒▒░░▓▓░░░░▓▓▒▒▓▓▒▒    ░░░░░░░░      ░░  ░░░░░░  ▓▓  ░░░░▒▒▒▒▒▒▒▒▒▒▒▒▒▒▒▒▒▒▒▒▒▒▒▒▒▒▒▒▒▒▒▒▒▒▒▒▒▒▒▒▒▒▒▒▒▒▒▒▒▒▒▒▒▒▒▒
▒▒▒▒▒▒▒▒▒▒▒▒▒▒▒▒▒▒▒▒▒▒▒▒▓▓▓▓▒▒▓▓██▒▒░░▓▓▒▒██▓▓▒▒▓▓██░░▒▒                      ░░    ░░  ░░░░▓▓▒▒▒▒▒▒▒▒▒▒▒▒▒▒▒▒▒▒▒▒▒▒▒▒▒▒▒▒▒▒▒▒▒▒▒▒▒▒▒▒▒▒▒▒▒▒▒▒▒▒▒▒▒▒
▒▒▒▒▒▒▒▒░░▒▒░░░░░░░░░░▓▓░░▒▒▓▓▓▓░░▒▒▓▓██▒▒░░░░▒▒▓▓░░▒▒▓▓▒▒▓▓▓▓▒▒▒▒▒▒▒▒░░░░░░░░░░░░▒▒░░▒▒░░░░░░░░▒▒▒▒▒▒▒▒▒▒▒▒▒▒▒▒▒▒▒▒▒▒▒▒▒▒▒▒▒▒▒▒▒▒▒▒▒▒▒▒▒▒▒▒▒▒▒▒▒▒▒▒
▒▒▒▒▒▒░░░░░░░░░░  ▒▒██▓▓▒▒▓▓██░░░░▓▓▓▓  ░░▓▓▒▒▓▓▓▓░░▒▒▒▒▒▒▓▓▓▓▒▒▒▒░░░░░░░░░░░░░░░░░░░░░░░░▒▒▒▒░░░░░░░░░░░░░░▒▒▒▒▒▒▒▒▒▒▒▒▒▒▒▒▒▒▒▒▒▒▒▒▒▒▒▒▒▒▒▒▒▒▒▒▒▒▒▒
░░░░            ░░░░    ██▒▒▒▒  ▓▓▓▓░░▒▒██▒▒▒▒▓▓░░██▓▓██▓▓▓▓▓▓▒▒▒▒▒▒▒▒░░▒▒░░████▓▓▒▒▒▒▒▒▒▒░░░░░░░░░░░░░░░░░░▒▒░░░░░░▒▒░░▒▒▒▒▒▒▒▒▒▒▒▒▒▒▒▒▒▒▒▒▒▒▒▒▒▒▒▒
  ░░░░  ░░░░░░░░░░▒▒░░██▓▓▓▓  ████▓▓▓▓▓▓  ▓▓▓▓░░▓▓▓▓▓▓▓▓▓▓▓▓▓▓▒▒▒▒▓▓▓▓▒▒░░████████████████████▓▓▒▒▒▒░░░░░░░░░░░░░░░░░░▒▒░░░░░░░░░░▒▒▒▒▒▒▒▒▒▒▒▒▒▒▒▒▒▒
░░▒▒▓▓▒▒▒▒▒▒▒▒▒▒░░░░▓▓████▓▓██▓▓▓▓▓▓██░░██▒▒░░▓▓██████▓▓▓▓▓▓▓▓▓▓▒▒▒▒▒▒▒▒▓▓▓▓████████████████████████████▓▓▓▓▓▓▒▒░░░░░░░░░░░░░░░░▒▒░░░░      ▒▒▒▒▒▒▒▒
▓▓▒▒▒▒▒▒▒▒░░░░▒▒▒▒▓▓██████████▓▓██▒▒▓▓██████▒▒▒▒██▓▓▓▓▓▓▒▒▓▓▒▒▒▒▒▒▒▒░░░░▓▓▓▓▓▓██████▓▓██████████████████████████████▓▓▒▒▒▒░░░░░░░░░░░░░░░░░░▒▒░░░░░░
▒▒▒▒▒▒▒▒▒▒▒▒▒▒▒▒▒▒▓▓██████████▓▓██████████▓▓▒▒▒▒██▓▓▓▓▓▓▓▓▓▓▓▓▒▒▒▒▒▒▓▓██▓▓████████████████████████████████████████████████████▓▓▓▓▓▓▒▒▒▒▒▒░░░░░░▒▒░░
▒▒▒▒▒▒▒▒▒▒▒▒▒▒▒▒▒▒▒▒████▓▓████▓▓██▓▓██████▒▒▓▓▒▒██▓▓▓▓▓▓▒▒▓▓▓▓▓▓▓▓▓▓▓▓██████████████████████████████████████████████████████████████████████▓▓▒▒▒▒░░
▒▒▒▒▒▒▒▒▒▒▒▒▒▒▒▒▒▒██████████▓▓██▓▓▓▓██████████████▒▒▓▓▓▓▓▓▓▓▓▓▓▓▓▓▒▒▓▓██████████████████████████████████████████████████████████████████████████████
▓▓███████████████
copy to clipboard 👍 upvote 👎 downvote
fill: spaces toggle palette ▓→✊🏽
▓▓▓▓▒▒▒▒▓▓▓▓▓▓▓▓▓▓▓▓▓▓▓▓▓▓▓▓▓▓▓▓▓▓▓▓▒▒▒▒▒▒▒▒▒▒▒▒▒▒▒▒▒▒▒▒▒▒▓▓▓▓▓▓▓▓▓▓▓▓▓▓████████▓▓▓▓▓▓▓▓▓▓▓▓▓▓▓▓▒▒▒▒▒▒▒▒▒▒▒▒▒▒▒▒▒▒▓▓▓▓▓▓▒▒░░░░▒▒░░░░▒▒▒▒▒▒▓▓▓▓▓▓▓▓▓▓▓▓▓▓▓▓░░          ▒▒▓▓▒▒▒▒▒▒▒▒▒▒░░▒▒▒▒▓▓██▓▓▓▓▓▓▓▓▒▒▒▒▒▒▒▒▒▒▒▒▒▒▒▒▒▒▒▒▒▒▒▒▒▒▒▒▒▒
▓▓▒▒▒▒▒▒▒▒░░▒▒▒▒▒▒▒▒▒▒▒▒▒▒▒▒▓▓▓▓▓▓▓▓▓▓▓▓▓▓▓▓▒▒▒▒▒▒▒▒░░░░░░░░▒▒▒▒▒▒▓▓▓▓▓▓▓▓▓▓▓▓▓▓▓▓▓▓██░░░░▒▒▒▒▒▒░░░░▒▒▒▒▒▒▒▒▒▒▒▒░░▒▒▒▒▒▒░░    ░░░░░░░░░░░░▒▒▒▒▒▒▒▒▒▒▒▒▒▒▒▒░░          ░░▓▓▒▒▒▒▒▒▒▒▒▒░░░░▒▒▓▓▓▓▓▓▓▓▓▓▒▒▒▒▒▒▒▒▒▒▒▒▒▒▒▒▒▒▒▒▒▒▒▒▒▒▒▒▒▒▒▒
▓▓▓▓▒▒▒▒▒▒▒▒▒▒░░░░░░░░░░░░░░▒▒▒▒▒▒▒▒▒▒▓▓▒▒▓▓▓▓▓▓▓▓▓▓▒▒▒▒▒▒▒▒▒▒▒▒▒▒▒▒▒▒▒▒▒▒▒▒▓▓▓▓▓▓▓▓▓▓▓▓░░  ░░░░░░▒▒▒▒▓▓▓▓▓▓▓▓▒▒▓▓▓▓▓▓▓▓▓▓▒▒░░░░░░  ░░░░░░░░▒▒▒▒▓▓▒▒▒▒░░▒▒░░          ▒▒░░░░░░░░░░░░░░░░▒▒▓▓▓▓▒▒▒▒▒▒▒▒▒▒▒▒▒▒░░░░░░▒▒▒▒▒▒▒▒▒▒▒▒▒▒▒▒▒▒
▒▒░░░░░░▒▒▒▒▒▒▒▒▒▒▒▒▒▒░░░░░░░░░░░░░░░░░░░░▒▒░░▒▒▒▒▒▒▒▒▒▒▒▒▓▓▓▓▓▓▓▓▓▓▒▒▒▒▒▒▒▒▒▒▒▒▒▒▒▒▓▓▓▓▓▓▓▓▓▓▒▒░░░░░░▓▓▓▓▓▓▓▓▓▓▓▓▒▒▒▒▒▒▓▓▒▒░░▒▒▒▒▒▒▒▒▒▒░░░░▒▒▒▒▒▒▒▒░░░░▒▒░░    ░░  ░░▒▒▒▒▒▒░░░░░░░░░░▒▒▒▒▓▓▒▒▒▒▒▒▒▒▒▒▒▒▒▒▒▒░░░░░░▒▒▒▒░░░░░░░░░░░░▒▒
▒▒▒▒░░░░░░░░░░░░░░░░▒▒▒▒▒▒▒▒▒▒▒▒░░░░░░░░░░░░░░░░░░░░░░░░░░▒▒▒▒▒▒▒▒▓▓▓▓▓▓▓▓▓▓▓▓▒▒▒▒▒▒▒▒▒▒▒▒▒▒▒▒▒▒░░▒▒░░▓▓▓▓▓▓████▓▓░░░░  ░░    ░░▒▒▒▒▒▒▒▒▒▒▒▒▒▒▒▒▒▒▒▒▒▒░░▒▒░░          ▒▒▒▒▒▒░░░░░░░░░░░░▒▒▓▓▒▒▒▒▒▒▒▒▒▒▒▒▒▒░░░░░░░░░░░░░░░░░░░░░░░░░░
░░░░░░░░░░░░░░░░░░        ░░░░░░░░░░░░░░░░░░░░░░░░░░░░░░░░░░    ░░░░░░░░░░░░░░░░░░▒▒▒▒▒▒▒▒░░░░░░░░  ▒▒████████████▓▓░░  ░░░░░░░░░░░░░░░░░░░░░░░░░░░░░░░░░░░░░░  ░░░░░░▒▒░░░░░░▒▒▒▒▒▒▒▒▒▒▒▒▒▒▒▒░░▒▒▒▒░░░░░░░░░░░░░░░░░░░░░░░░░░░░░░░░
▒▒▒▒▒▒▒▒▒▒▓▓▒▒▒▒▒▒▒▒▒▒▒▒▒▒▒▒▒▒▒▒▒▒▒▒▒▒▒▒▒▒▒▒▒▒▒▒▒▒▒▒▒▒▒▒▒▒▒▒▒▒▒▒░░▒▒░░▒▒▒▒▒▒▒▒▒▒▒▒▒▒▒▒▒▒▒▒░░▒▒▒▒▒▒▒▒▒▒▒▒████████▓▓▓▓▓▓▓▓▓▓▒▒▒▒▒▒▒▒▒▒▒▒▒▒▒▒░░░░▒▒▒▒▒▒▒▒▒▒▓▓▒▒▒▒▒▒▒▒▒▒▒▒▓▓▒▒▒▒▒▒▓▓▓▓▓▓▓▓▓▓▓▓▓▓▓▓▒▒▒▒▒▒▒▒▒▒▒▒░░░░▒▒▒▒▒▒▒▒▒▒▒▒▒▒▒▒▒▒▒▒▒▒
▒▒▓▓▓▓▒▒▒▒▒▒▒▒▒▒▒▒▒▒▒▒▒▒▒▒▒▒▒▒▒▒▒▒▒▒▒▒▒▒▓▓▒▒▒▒▒▒▒▒▒▒▒▒▒▒▒▒▒▒▒▒▒▒▒▒▒▒▒▒▒▒▒▒▒▒▒▒▒▒▒▒▒▒▒▒▒▒▒▒▒▒▒▒▒▒▒▒▒▒▒▒▓▓▒▒▓▓██▓▓▓▓▓▓▓▓▒▒▒▒▒▒▒▒▒▒▒▒▒▒▒▒▒▒▒▒▒▒▒▒▒▒▒▒▒▒▒▒▒▒▓▓▒▒▒▒▒▒▒▒▒▒▒▒▓▓▓▓▓▓▓▓▓▓▓▓▓▓▓▓▓▓▓▓██▓▓▒▒▒▒▒▒▒▒▒▒▒▒▒▒▒▒▒▒▒▒▒▒▒▒▒▒▒▒▒▒▒▒▒▒▒▒▒▒
░░░░▒▒▒▒▒▒░░░░░░░░░░░░░░░░░░░░░░░░░░░░░░░░░░░░░░░░░░░░░░░░░░░░░░░░░░░░░░░░░░░░░░░░▒▒▒▒▒▒▒▒░░░░░░░░░░░░░░░░▒▒▓▓▓▓▓▓▓▓▒▒░░░░░░▒▒▒▒▒▒▒▒▒▒▒▒▒▒░░░░▒▒▒▒▒▒▒▒▒▒▒▒▒▒▒▒░░░░▒▒▒▒▒▒▒▒▒▒▒▒▒▒▓▓▒▒▒▒▒▒▓▓▓▓▓▓▒▒▒▒▒▒▒▒▒▒▒▒░░░░░░░░░░▒▒░░░░░░░░▒▒░░░░
▒▒░░░░░░░░░░░░░░░░▒▒▒▒▒▒▒▒░░▒▒░░░░░░░░░░░░░░░░░░░░░░░░░░░░▒▒▒▒▒▒▒▒▒▒▒▒▒▒▒▒▒▒▒▒▒▒▒▒▒▒▒▒▒▒▒▒▒▒▒▒░░░░░░░░░░▒▒░░▓▓▓▓▓▓▓▓▒▒░░░░  ░░░░░░▒▒▒▒▒▒▒▒▒▒▒▒▒▒▒▒▒▒░░░░░░░░░░░░░░░░░░▒▒▒▒░░░░░░░░░░░░░░▒▒▒▒░░░░░░▒▒▒▒░░░░░░░░░░░░░░░░░░░░░░░░░░░░░░
▒▒░░░░▒▒▒▒▒▒▒▒▒▒▒▒▒▒░░░░░░░░░░░░░░░░░░░░░░░░░░▒▒▒▒▒▒▒▒▒▒▒▒▒▒▒▒░░░░░░▒▒▒▒▒▒▒▒▒▒▒▒▒▒▒▒▒▒▒▒▒▒▒▒▒▒▒▒▒▒▒▒▒▒▒▒▒▒░░▓▓▓▓████░░▒▒▒▒░░░░▒▒▒▒▒▒▒▒▒▒░░░░▒▒▒▒▒▒▒▒░░░░░░▒▒░░░░░░▒▒░░░░░░░░░░░░░░░░░░░░▒▒▒▒▒▒▒▒▒▒▒▒▒▒░░░░░░░░░░░░░░░░░░░░░░░░░░░░▒▒
▒▒▒▒▒▒▒▒▒▒▒▒░░░░░░░░░░░░░░░░░░▒▒▒▒▒▒▒▒▒▒▒▒▒▒▒▒▒▒▒▒▒▒▒▒▒▒░░░░░░▒▒▒▒▒▒▒▒▒▒▒▒▒▒▒▒▒▒▒▒▒▒▒▒▓▓▓▓▓▓▓▓▓▓▒▒▒▒▒▒▒▒▒▒▒▒▓▓▓▓████▒▒▒▒▒▒░░░░░░░░░░░░░░░░░░▒▒▒▒▒▒▒▒░░░░▒▒░░▒▒░░░░▒▒▒▒░░▒▒░░▒▒░░░░░░░░▒▒▒▒▒▒▒▒▒▒▒▒▒▒▒▒░░░░░░░░░░░░░░░░░░▒▒▒▒░░░░▒▒▒▒
▒▒▒▒░░▒▒▒▒▒▒░░▒▒▒▒▒▒▒▒▒▒▒▒▒▒▒▒▒▒▒▒▒▒▒▒▒▒▒▒▒▒▒▒░░░░░░▒▒▒▒░░▒▒▒▒▒▒░░░░▒▒▒▒▒▒▓▓▒▒▒▒▒▒▓▓▓▓▓▓▓▓▓▓▒▒▒▒▒▒▒▒▒▒▒▒▒▒▒▒▓▓▓▓████▒▒▒▒░░░░  ░░░░  ░░░░░░░░▒▒▒▒▒▒▒▒▒▒░░░░░░░░░░░░▒▒▒▒▓▓░░▒▒░░░░▒▒▒▒▒▒░░▒▒▒▒▒▒▒▒▒▒▒▒▒▒▒▒░░░░░░░░░░░░▒▒▒▒▒▒▒▒▒▒▒▒▒▒▒▒
▒▒▒▒▒▒▒▒▒▒▒▒▒▒▒▒▒▒▒▒▒▒▒▒▒▒▒▒▒▒▒▒▒▒▒▒▒▒░░░░░░▒▒░░▒▒▒▒▒▒▒▒▒▒▒▒▒▒░░▒▒░░░░▓▓░░▒▒▓▓▓▓▓▓▓▓▓▓▓▓▒▒▒▒▒▒▒▒▒▒▒▒▒▒▒▒▒▒▓▓▓▓▓▓▓▓▒▒▒▒▒▒░░░░░░░░░░░░░░░░░░▒▒▒▒▒▒▒▒▒▒░░▒▒░░░░░░░░░░▒▒▒▒▒▒▒▒▒▒▒▒▓▓▒▒▒▒▒▒▒▒▒▒▒▒▒▒▒▒▒▒▒▒▒▒▒▒▒▒░░▒▒▒▒▒▒▒▒▒▒▒▒▒▒▒▒▒▒▒▒▒▒▒▒
▒▒▓▓▓▓▓▓▓▓▓▓▓▓▓▓▓▓▓▓▓▓▓▓▓▓▓▓▒▒▒▒▒▒▒▒▒▒▒▒▒▒▒▒▒▒▒▒▒▒▒▒▒▒▒▒▒▒▒▒░░░░░░▒▒▒▒▒▒▒▒▒▒▒▒▒▒▒▒▒▒▒▒▒▒▒▒▒▒▒▒▒▒▒▒▒▒▒▒▒▒▒▒▓▓▓▓▓▓██▓▓▒▒▒▒▒▒▒▒▒▒▒▒▒▒▒▒▒▒▒▒▒▒▒▒▒▒▒▒▒▒░░▒▒░░░░▒▒░░▒▒░░▒▒▒▒▒▒▓▓▓▓▓▓▓▓▓▓▓▓▓▓▓▓▓▓▓▓▒▒▒▒▒▒▒▒▒▒▒▒▒▒▒▒▒▒▒▒▒▒▒▒▒▒▒▒▒▒▒▒▒▒▒▒▒▒▒▒
▓▓▓▓▓▓▓▓▓▓▓▓▒▒▒▒▓▓▓▓▓▓▓▓▓▓▓▓▓▓▓▓▓▓▒▒░░░░░░▒▒▓▓▓▓▓▓▓▓▓▓▓▓▒▒▒▒▒▒▒▒░░▒▒░░▒▒▒▒▒▒▒▒▒▒▒▒▒▒▒▒▒▒▒▒▒▒▒▒▒▒▒▒▒▒▒▒▒▒▒▒▒▒▒▒▓▓██▓▓▒▒▒▒▒▒▒▒▒▒▒▒▒▒▒▒▒▒▒▒▒▒▒▒▒▒░░░░░░░░░░░░▒▒░░▒▒▒▒░░░░░░▒▒▒▒▒▒▒▒▓▓▓▓▓▓▓▓▓▓▒▒░░▒▒▒▒▒▒▒▒▒▒▒▒▒▒▒▒▒▒▒▒▓▓▓▓▓▓▒▒▒▒▓▓▓▓▓▓▓▓
░░▒▒░░░░░░░░▒▒▒▒▒▒░░░░░░▒▒▒▒▒▒▒▒▒▒▒▒▒▒▒▒▒▒▒▒▒▒▒▒▓▓▓▓▓▓▒▒▒▒▒▒▒▒░░░░░░▒▒▒▒░░░░░░▒▒▒▒▓▓▓▓░░░░░░░░▒▒▒▒▒▒▒▒▒▒▒▒▒▒▒▒▓▓▓▓▓▓▒▒▒▒▒▒▒▒▒▒▒▒▒▒▒▒▒▒▒▒▒▒▒▒▒▒▒▒▒▒░░░░░░░░▒▒▒▒▒▒░░░░▒▒▒▒░░▒▒▓▓▒▒▒▒▓▓▒▒▓▓▓▓▓▓▒▒▓▓▒▒▒▒▒▒▒▒▒▒▓▓▓▓▓▓▓▓▓▓▒▒▓▓▓▓▓▓▓▓▓▓▓▓▓▓
░░░░░░░░░░░░░░░░░░░░░░░░░░░░░░▒▒▒▒▒▒▓▓▓▓▓▓▓▓▓▓▓▓▒▒▒▒▒▒▒▒▒▒▒▒░░░░▒▒▒▒▓▓░░░░░░░░▒▒▒▒▒▒▒▒▓▓░░░░░░░░░░░░░░░░░░▒▒▒▒▒▒▓▓▓▓▒▒░░░░▒▒▒▒░░░░░░░░▓▓▓▓▒▒▒▒░░░░░░░░▒▒▒▒▒▒░░▒▒▒▒▓▓▒▒▓▓▓▓▒▒▒▒▓▓▓▓▓▓▓▓▓▓▓▓▓▓▓▓▓▓▓▓▒▒▒▒▓▓▒▒▒▒▒▒▒▒▒▒▒▒░░░░▒▒░░▒▒▒▒▒▒░░
░░░░░░░░░░░░░░░░░░░░░░░░░░░░▒▒▒▒▓▓▒▒▓▓▓▓▓▓▓▓▓▓▒▒▓▓▒▒▓▓▒▒▒▒▓▓░░▒▒░░▒▒▒▒▓▓░░░░▒▒░░▒▒▒▒▒▒▒▒▓▓▓▓░░░░░░░░░░░░░░▒▒▒▒▒▒▒▒▒▒▒▒▒▒▒▒░░░░░░░░░░▓▓██▒▒▒▒░░░░░░▒▒▒▒▒▒▒▒░░▒▒▒▒▒▒▒▒▒▒▓▓▓▓▒▒▒▒▓▓▓▓▓▓▓▓▓▓▓▓▓▓▓▓▓▓▓▓▓▓▓▓▓▓▓▓░░░░░░░░░░░░░░░░░░░░░░░░░░
░░░░░░░░░░░░░░░░░░░░░░░░░░░░▓▓▓▓▓▓▓▓▓▓▓▓▓▓▓▓▓▓▓▓▓▓▓▓▓▓░░▓▓▒▒▓▓▓▓▒▒▒▒▒▒▒▒▒▒░░░░░░░░▒▒▒▒▓▓██████▓▓▒▒░░░░▒▒▒▒▒▒▒▒▒▒▓▓▒▒▒▒▒▒▒▒▒▒▒▒░░░░▒▒▓▓▓▓▒▒░░░░░░▒▒▒▒▒▒▓▓▓▓▒▒▓▓▓▓▒▒▓▓▓▓▒▒▓▓▓▓▒▒▓▓██▓▓▓▓▓▓▓▓▓▓▓▓▓▓▓▓▓▓▓▓▓▓▓▓██░░░░░░░░░░░░░░░░░░░░░░░░
░░░░░░░░░░░░░░░░░░░░░░░░░░██▓▓▓▓▓▓▓▓▓▓▓▓▓▓▓▓▓▓▓▓▓▓▓▓▓▓▒▒▓▓▓▓▓▓▓▓▓▓▒▒▒▒░░▓▓▒▒░░▒▒░░░░▒▒▓▓████████░░▒▒░░▒▒▓▓▓▓▓▓▒▒▓▓▒▒▒▒▒▒▓▓▒▒▒▒░░░░▓▓▓▓▒▒▓▓░░░░░░▒▒▒▒▒▒▒▒▓▓▓▓▓▓▒▒▓▓▓▓▓▓▓▓▓▓▓▓▓▓▓▓▓▓▓▓▓▓▓▓▓▓▓▓▓▓▓▓▓▓▓▓██▓▓▓▓████░░░░░░░░░░░░░░░░░░░░░░
░░░░░░░░░░░░░░░░░░░░░░░░░░▓▓▓▓██▓▓██▓▓██▓▓▓▓▓▓▓▓▓▓▓▓▒▒▓▓▓▓▓▓▓▓▓▓▒▒▓▓▒▒▒▒▒▒▓▓░░▒▒░░░░░░▒▒▓▓▓▓▓▓▒▒▒▒▓▓▒▒▒▒▒▒▓▓▓▓▒▒▓▓▓▓░░▓▓▓▓▒▒▒▒░░▒▒░░▒▒▒▒▒▒▒▒▓▓▒▒▒▒▒▒▒▒▓▓▓▓▓▓▓▓▒▒▓▓▓▓▓▓▓▓▓▓▓▓▓▓░░▓▓▒▒██▓▓▓▓▓▓▓▓██▓▓██▓▓██▓▓▓▓██▒▒░░░░░░░░░░░░░░░░░░░░
  ░░░░░░░░░░░░░░░░░░░░░░▒▒████▓▓██▓▓████▓▓▓▓▓▓▓▓▓▓▒▒▒▒██▓▓▓▓▓▓▓▓▓▓▓▓▓▓▒▒▒▒▒▒▒▒▒▒▒▒▒▒▒▒▒▒▓▓▒▒▒▒▒▒▓▓▒▒▒▒▓▓▓▓▒▒▓▓▒▒▓▓▓▓▓▓▓▓▓▓▒▒▒▒░░░░▒▒▒▒░░▒▒▓▓▒▒▒▒▒▒▒▒▓▓▓▓▒▒▒▒▓▓▓▓▓▓▒▒▓▓▓▓▓▓▓▓▓▓▒▒▓▓▓▓▒▒██▓▓▓▓▓▓▓▓██▓▓██▓▓██▓▓▓▓██  ░░░░░░░░░░░░░░░░░░
      ░░░░░░░░░░░░░░░░░░▒▒▓▓▒▒████████▓▓██▓▓██▓▓▓▓▒▒▓▓██▓▓▓▓▓▓▓▓▓▓▒▒▒▒▓▓▓▓▓▓▓▓▓▓▒▒▒▒▓▓▓▓▓▓▓▓▓▓▒▒▒▒▒▒▒▒░░▒▒▓▓▒▒▓▓▓▓▓▓▒▒░░▒▒▒▒░░▓▓░░░░░░░░▒▒▓▓▒▒▒▒▓▓▓▓▓▓▓▓▒▒▒▒▓▓▓▓▓▓▒▒▓▓▓▓▓▓██▓▓▒▒▒▒▓▓▓▓▓▓▓▓▓▓██▓▓▓▓▒▒▒▒░░▒▒░░██▒▒                    
░░░░░░░░▒▒▒▒▓▓▒▒▒▒▒▒░░░░░░░░░░░░░░░░▒▒▓▓▓▓██▓▓▓▓▓▓▒▒██▓▓▓▓▓▓▓▓▒▒▓▓▓▓▒▒▓▓▓▓▓▓▓▓▓▓▓▓▒▒▓▓▓▓▓▓▒▒▓▓▒▒▒▒▒▒▒▒▒▒▓▓▓▓▒▒▓▓▓▓▓▓▓▓▓▓░░░░░░░░▒▒░░░░▒▒▒▒▓▓▒▒▓▓██▓▓▓▓▒▒▒▒▓▓▓▓▓▓▒▒▓▓▓▓▓▓▓▓▓▓▓▓▓▓░░░░░░▒▒▒▒░░░░░░░░░░░░░░░░░░                        
      ░░░░░░▒▒▒▒░░░░░░          ░░        ▒▒▒▒▒▒▒▒░░██▓▓██▓▓▓▓▓▓▓▓▓▓▒▒▓▓▓▓▓▓██▓▓▓▓▒▒▓▓▓▓▓▓▒▒▒▒▓▓▓▓▒▒▒▒░░▒▒▒▒▓▓▓▓▓▓▓▓▓▓▓▓▒▒░░░░░░▒▒▒▒░░░░▒▒▒▒▒▒██▓▓▒▒▒▒▒▒▓▓▓▓▓▓▓▓▓▓▓▓▓▓▓▓▓▓▓▓░░                                                      
░░░░    ░░░░▒▒▒▒░░                            ░░  ░░▒▒▓▓██▓▓▓▓▓▓▓▓▓▓▓▓▓▓▓▓▓▓▓▓▓▓▓▓▓▓▓▓▓▓▓▓▓▓▓▓▓▓▓▓░░▒▒▒▒▒▒▓▓▓▓▓▓▓▓▒▒▓▓██▒▒░░░░░░▒▒░░░░░░▒▒▓▓████▒▒▒▒▓▓▓▓▓▓▓▓▓▓▓▓▓▓▓▓▓▓▒▒░░                                                          
░░░░░░░░░░▒▒▒▒▒▒▒▒░░░░░░░░▒▒▒▒▒▒░░░░░░                ▒▒▓▓▓▓▓▓██▓▓▓▓▓▓▓▓▓▓▓▓▓▓▓▓▓▓██▓▓▓▓▓▓▓▓▒▒▒▒▒▒▒▒▒▒░░▒▒▓▓▒▒▓▓▓▓▒▒▓▓▓▓▓▓░░░░░░░░▒▒▒▒▒▒▒▒▒▒▒▒▓▓▒▒▓▓▓▓▓▓▓▓▓▓▓▓▓▓▓▓▒▒▒▒  ░░░░░░░░░░                                                  
░░░░░░░░▒▒▒▒▓▓▒▒▒▒░░░░░░░░░░░░                ░░░░░░░░░░░░▒▒▓▓▓▓██▓▓▓▓████▓▓▓▓▓▓▓▓▓▓▓▓▓▓▓▓▒▒▒▒▓▓░░▒▒▒▒▒▒▓▓▒▒▒▒▓▓▒▒▒▒▓▓▓▓▓▓░░▒▒▒▒░░▒▒▒▒▒▒░░▒▒▓▓▒▒▒▒▓▓▓▓▓▓▓▓▓▓▓▓▒▒░░                                                                  
░░░░░░░░░░▒▒▒▒▒▒▒▒░░  ░░  ░░░░░░░░░░░░              ░░░░░░░░░░▓▓██▓▓▓▓▓▓████████▓▓▓▓▓▓▒▒▒▒▓▓░░▓▓▒▒▒▒▒▒▒▒▓▓▓▓▒▒▓▓▒▒▒▒▓▓▓▓▓▓▓▓▒▒░░▒▒░░▒▒▒▒▒▒▒▒▒▒▓▓▓▓▓▓▓▓▓▓▓▓██░░                                                                      
░░▒▒▒▒▒▒▒▒▒▒▒▒▒▒▒▒▒▒▒▒▒▒▒▒▒▒░░                                  ▓▓██▓▓▓▓▓▓██████████▒▒▓▓▓▓▒▒▓▓░░▒▒▒▒▒▒██▓▓▒▒▓▓▒▒▒▒▒▒▓▓▓▓▓▓▓▓██░░░░▒▒▒▒▒▒▓▓▒▒▓▓██▓▓▓▓▓▓▒▒░░                            ░░                                            
░░▒▒▒▒▒▒▒▒▒▒▒▒▒▒▒▒▒▒▒▒▒▒▒▒▓▓▒▒░░░░░░░░  ░░          ░░    ░░░░░░░░░░▓▓▓▓████████▓▓▓▓▒▒▒▒▓▓▒▒▓▓▒▒░░▒▒████▒▒▒▒▓▓▒▒▒▒▒▒▒▒▓▓▓▓▓▓▓▓  ░░▒▒▓▓░░▓▓▒▒▓▓▓▓▓▓██                                              ░░░░  ░░                          
░░░░▒▒░░░░▒▒▒▒▒▒▒▒░░░░░░░░░░░░░░░░                    ░░░░░░░░░░░░░░░░░░▒▒██████▓▓██▓▓▒▒▓▓▒▒▒▒▒▒▒▒  ██▓▓▒▒▒▒▓▓▓▓▓▓▒▒▒▒▓▓▓▓▓▓▓▓            ▓▓▓▓▒▒░░                                                                      ░░░░        
░░░░░░░░░░░░▒▒▒▒▒▒░░░░░░░░░░                                          ░░░░░░  ████▓▓██▓▓░░▒▒░░▒▒    ██▓▓▒▒▓▓▓▓▓▓▓▓▓▓▓▓▓▓▒▒██▓▓              ░░                                                                                      
░░░░░░░░░░░░░░░░░░                                                              ▓▓▓▓▒▒              ▓▓▓▓▒▒▒▒▓▓▓▓▓▓▓▓▓▓▓▓▓▓▓▓▓▓░░                                                                                                    
                                                            ░░░░░░░░░░░░░░░░░░░░                    ██▓▓▒▒▒▒▓▓▓▓▓▓▓▓▓▓▓▓▓▓██▒▒                                                                                                      
░░░░░░░░░░▒▒▒▒▒▒▒▒░░░░░░                                                                            ▓▓▓▓▒▒▒▒▒▒▓▓▓▓▓▓▓▓▓▓▓▓██░░                                                                                                      
  ░░░░░░░░░░░░░░░░    ░░░░░░                                                                        ▓▓▓▓▒▒▒▒▓▓▒▒▓▓▓▓▓▓▓▓▓▓▓▓                                                      ░░                                                
░░▒▒░░░░░░░░░░░░░░░░░░░░░░░░                                                                        ▒▒██▒▒▓▓▓▓▓▓▓▓▒▒▓▓▓▓▓▓▒▒                                                                                                        
  ░░░░░░░░░░░░░░  ░░  ░░░░  ░░░░                                                                      ▓▓  ▓▓▒▒▒▒████▓▓▓▓▓▓                                                                                                          
░░░░░░░░░░░░░░░░░░  ░░░░░░                                                                            ▒▒░░▒▒▒▒▓▓▓▓▓▓▓▓▓▓                                                                                                            
      ░░░░░░░░░░░░░░░░░░░░                                                                            ░░▒▒▒▒▒▒▓▓▒▒▓▓▒▒▒▒░░                                                                                                          
                                                                                                      ▒▒▒▒▒▒▒▒░░░░▒▒░░▒▒▒▒                                                                                                          
                                                                                                    ▒▒▒▒▒▒▒▒▒▒░░░░░░░░▒▒▒▒░░                          ░░
copy to clipboard 👍 upvote 👎 downvote
fill: spaces toggle palette ▓→✊🏽